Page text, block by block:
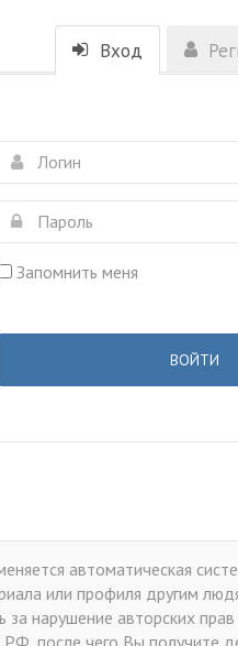
Вход
Запомнить меня
ВОЙТИ
автоматическая
или профиля другим
нарушение авторских
после чего Вы получите